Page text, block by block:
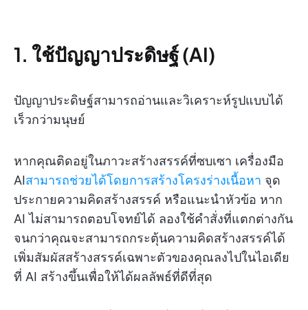
1. ใช้ปัญญาประดิษฐ์ (AI)
ปัญญาประดิษฐ์สามารถอ่านและวิเคราะห์รูปแบบได้
เร็วกว่ามนุษย์
หากคุณติดอยู่ในภาวะสร้างสรรค์ที่ซบเซา เครื่องมือ
AIสามารถช่วยได้โดยการสร้างโครงร่างเนื้อหา จุด
ประกายความคิดสร้างสรรค์ หรือแนะนำหัวข้อ หาก
AI ไม่สามารถตอบโจทย์ได้ ลองใช้คำสั่งที่แตกต่างกัน
จนกว่าคุณจะสามารถกระตุ้นความคิดสร้างสรรค์ได้
เพิ่มสัมผัสสร้างสรรค์เฉพาะตัวของคุณลงไปในไอเดีย
ที่ AI สร้างขึ้นเพื่อให้ได้ผลลัพธ์ที่ดีที่สุด